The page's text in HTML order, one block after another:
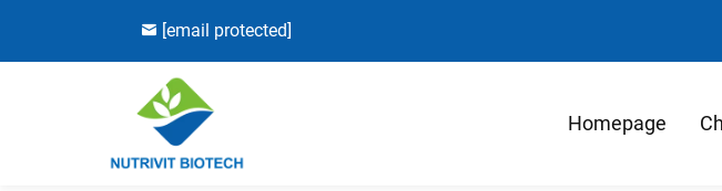
[email protected]
Homepage